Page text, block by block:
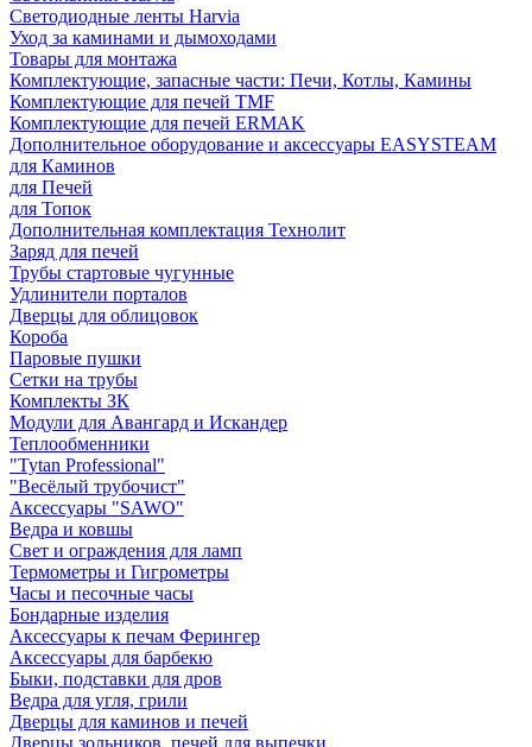
Светодиодные ленты Harvia
Уход за каминами и дымоходами
Товары для монтажа
Комплектующие, запасные части: Печи, Котлы, Камины
Комплектующие для печей TMF
Комплектующие для печей ERMAK
Дополнительное оборудование и аксессуары EASYSTEAM
для Каминов
для Печей
для Топок
Дополнительная комплектация Технолит
Заряд для печей
Трубы стартовые чугунные
Удлинители порталов
Дверцы для облицовок
Короба
Паровые пушки
Сетки на трубы
Комплекты ЗК
Модули для Авангард и Искандер
Теплообменники
"Tytan Professional"
"Весёлый трубочист"
Аксессуары "SAWO"
Ведра и ковшы
Свет и ограждения для ламп
Термометры и Гигрометры
Часы и песочные часы
Бондарные изделия
Аксессуары к печам Ферингер
Аксессуары для барбекю
Быки, подставки для дров
Ведра для угля, грили
Дверцы для каминов и печей
Дверцы зольников, печей для выпечки